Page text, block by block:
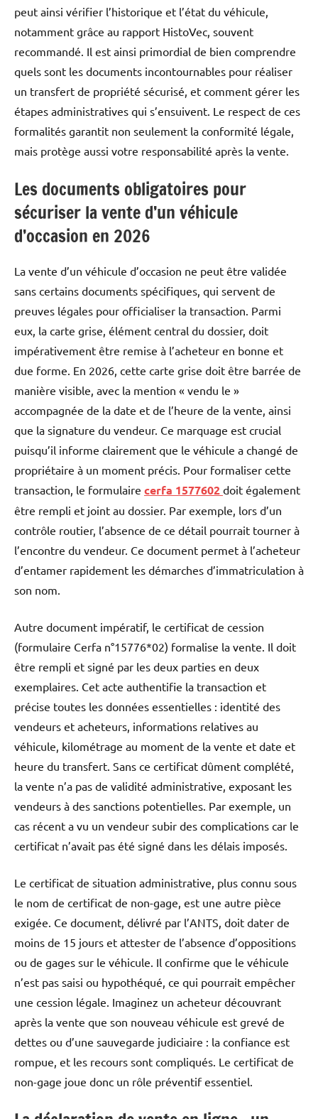
peut ainsi vérifier l’historique et l’état du véhicule,
notamment grâce au rapport HistoVec, souvent
recommandé. Il est ainsi primordial de bien comprendre
quels sont les documents incontournables pour réaliser
un transfert de propriété sécurisé, et comment gérer les
étapes administratives qui s’ensuivent. Le respect de ces
formalités garantit non seulement la conformité légale,
mais protège aussi votre responsabilité après la vente.
Les documents obligatoires pour
sécuriser la vente d’un véhicule
d’occasion en 2026
La vente d’un véhicule d’occasion ne peut être validée
sans certains documents spécifiques, qui servent de
preuves légales pour officialiser la transaction. Parmi
eux, la carte grise, élément central du dossier, doit
impérativement être remise à l’acheteur en bonne et
due forme. En 2026, cette carte grise doit être barrée de
manière visible, avec la mention « vendu le »
accompagnée de la date et de l’heure de la vente, ainsi
que la signature du vendeur. Ce marquage est crucial
puisqu’il informe clairement que le véhicule a changé de
propriétaire à un moment précis. Pour formaliser cette
transaction, le formulaire cerfa 1577602 doit également
être rempli et joint au dossier. Par exemple, lors d’un
contrôle routier, l’absence de ce détail pourrait tourner à
l’encontre du vendeur. Ce document permet à l’acheteur
d’entamer rapidement les démarches d’immatriculation à
son nom.
Autre document impératif, le certificat de cession
(formulaire Cerfa n°15776*02) formalise la vente. Il doit
être rempli et signé par les deux parties en deux
exemplaires. Cet acte authentifie la transaction et
précise toutes les données essentielles : identité des
vendeurs et acheteurs, informations relatives au
véhicule, kilométrage au moment de la vente et date et
heure du transfert. Sans ce certificat dûment complété,
la vente n’a pas de validité administrative, exposant les
vendeurs à des sanctions potentielles. Par exemple, un
cas récent a vu un vendeur subir des complications car le
certificat n’avait pas été signé dans les délais imposés.
Le certificat de situation administrative, plus connu sous
le nom de certificat de non-gage, est une autre pièce
exigée. Ce document, délivré par l’ANTS, doit dater de
moins de 15 jours et attester de l’absence d’oppositions
ou de gages sur le véhicule. Il confirme que le véhicule
n’est pas saisi ou hypothéqué, ce qui pourrait empêcher
une cession légale. Imaginez un acheteur découvrant
après la vente que son nouveau véhicule est grevé de
dettes ou d’une sauvegarde judiciaire : la confiance est
rompue, et les recours sont compliqués. Le certificat de
non-gage joue donc un rôle préventif essentiel.